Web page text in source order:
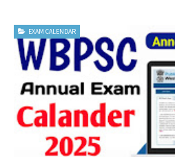
EXAM CALENDAR